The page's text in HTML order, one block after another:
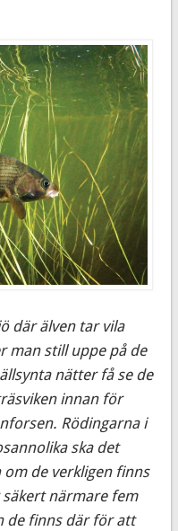
där älven tar vila
man still uppe på de
nätter få se de
innan för
Rödingarna i
ska det
de verkligen finns
säkert närmare fem
de finns där för att